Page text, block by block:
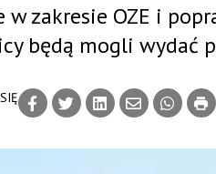
zakresie OZE i
będą mogli wydać